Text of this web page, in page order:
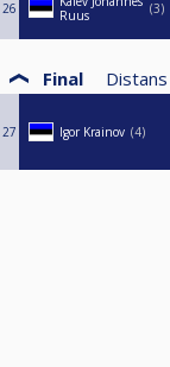
26
Ruus
3
Final Distans
27 Igor Krainov 4